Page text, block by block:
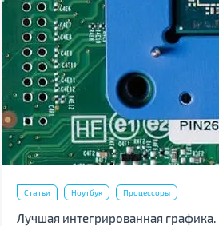
Статьи Ноутбук Процессоры
Лучшая интегрированная